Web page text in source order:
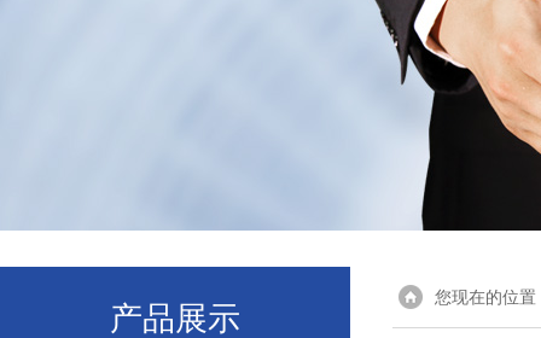
产品展示
您现在的位置